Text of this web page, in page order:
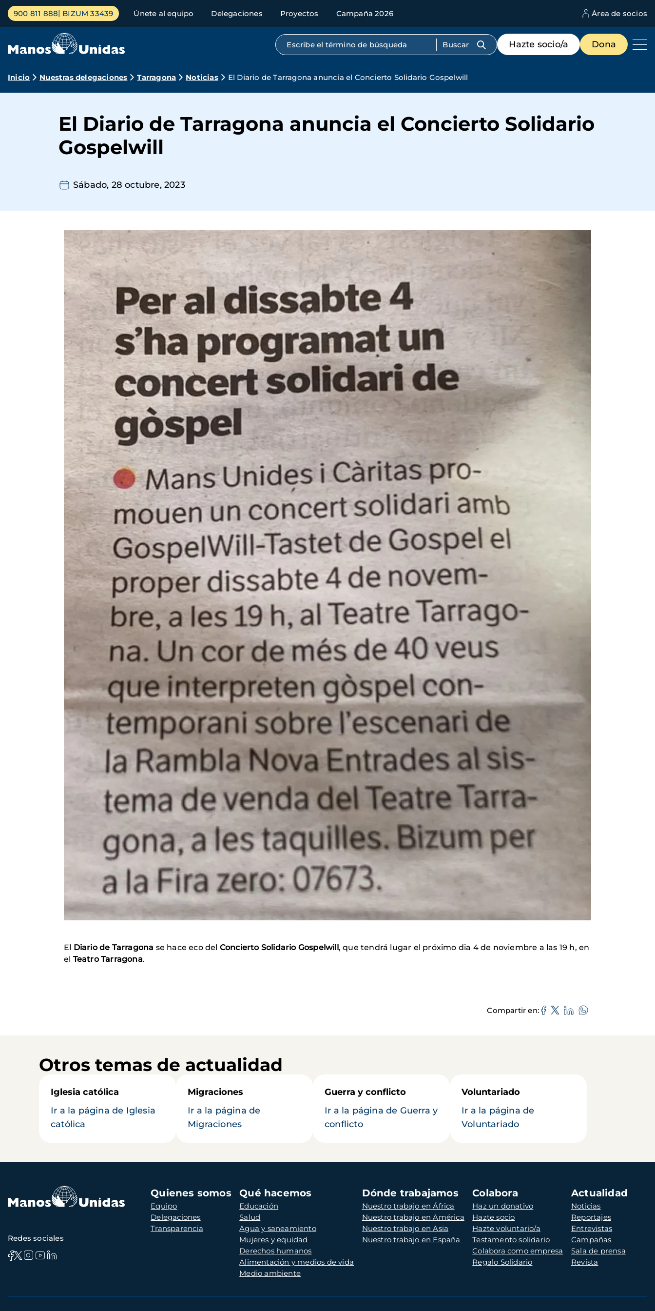
Pasar
contenido
Menú
principal
900 811 888 BIZUM 33439 Únete al equipo Delegaciones Proyectos Campaña 2026 Área de socios
Búsqueda por texto completo
Menú
de
destacados
Hazte socio/a Dona
Ruta
navegación
Inicio Nuestras delegaciones Tarragona Noticias El Diario de Tarragona anuncia el Concierto Solidario Gospelwill
El Diario de Tarragona anuncia el Concierto Solidario
Gospelwill
Sábado, 28 octubre, 2023
El Diario de Tarragona se hace eco del Concierto Solidario Gospelwill, que tendrá lugar el próximo dia 4 de noviembre a las 19 h, en
el Teatro Tarragona.
Compartir en
Otros temas de actualidad
Iglesia católica
Ir a la página de Iglesia
católica
Migraciones
Ir a la página de
Migraciones
Guerra y conflicto
Ir a la página de Guerra y
conflicto
Voluntariado
Ir a la página de
Voluntariado
Navegación
principal
Quienes somos
Equipo
Delegaciones
Transparencia
Qué hacemos
Educación
Salud
Agua y saneamiento
Mujeres y equidad
Derechos humanos
Alimentación y medios de vida
Medio ambiente
Dónde trabajamos
Nuestro trabajo en África
Nuestro trabajo en América
Nuestro trabajo en Asia
Nuestro trabajo en España
Colabora
Haz un donativo
Hazte socio
Hazte voluntario/a
Testamento solidario
Colabora como empresa
Regalo Solidario
Actualidad
Noticias
Reportajes
Entrevistas
Campañas
Sala de prensa
Revista
Redes sociales